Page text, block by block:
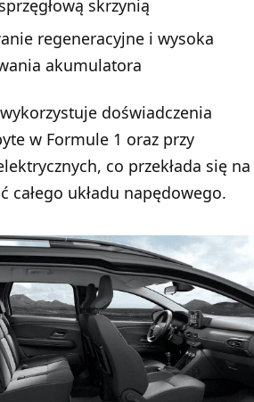
skrzynią
regeneracyjne i wysoka
akumulatora
doświadczenia
w Formule 1 oraz przy
co przekłada się na
całego układu napędowego.